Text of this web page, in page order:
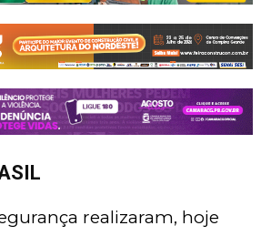
realizaram, hoje